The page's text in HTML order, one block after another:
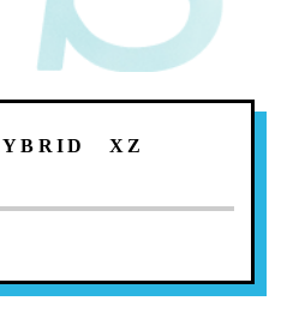
XZ